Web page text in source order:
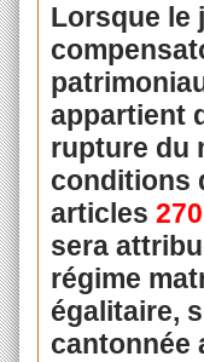
Lorsque le
appartient
rupture du
conditions
articles 270
sera
régime
égalitaire,
cantonnée